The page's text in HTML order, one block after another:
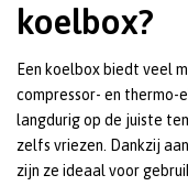
koelbox?
Een koelbox biedt veel
compressor- en thermo-
langdurig op de juiste
zelfs vriezen. Dankzij
zijn ze ideaal voor